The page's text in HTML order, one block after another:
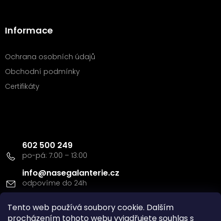
Tento web používá soubory cookie. Dalším
procházením tohoto webu vyjadřujete souhlas s
Informace
Ochrana osobních údajů
Obchodní podmínky
Certifikáty
info@nasegalanterie.cz
602 500 249
Doprava a platba